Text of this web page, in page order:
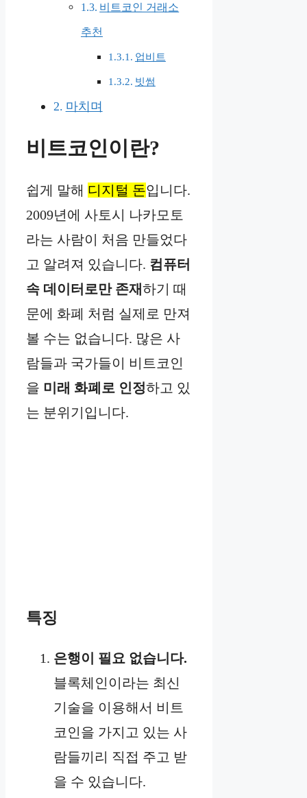
비트코인 거래소
추천
업비트
빗썸
마치며
비트코인이란?
쉽게 말해 디지털 돈입니다.
2009년에 사토시 나카모토
라는 사람이 처음 만들었다
고 알려져 있습니다. 컴퓨터
속 데이터로만 존재하기 때
문에 화폐 처럼 실제로 만져
볼 수는 없습니다. 많은 사
람들과 국가들이 비트코인
을 미래 화폐로 인정하고 있
는 분위기입니다.
특징
은행이 필요 없습니다.
블록체인이라는 최신
기술을 이용해서 비트
코인을 가지고 있는 사
람들끼리 직접 주고 받
을 수 있습니다.